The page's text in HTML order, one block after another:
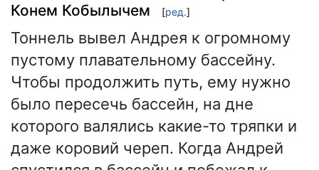
Конем Кобылычем
[ред.]
Тоннель вывел Андрея к огромному
пустому плавательному бассейну.
Чтобы продолжить путь, ему нужно
было пересечь бассейн, на дне
которого валялись какие-то тряпки и
даже коровий череп. Когда Андрей